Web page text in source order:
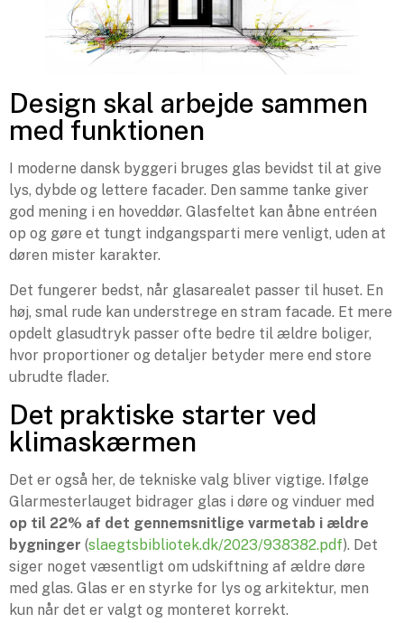
Design skal arbejde sammen
med funktionen
I moderne dansk byggeri bruges glas bevidst til at give
lys, dybde og lettere facader. Den samme tanke giver
god mening i en hoveddør. Glasfeltet kan åbne entréen
op og gøre et tungt indgangsparti mere venligt, uden at
døren mister karakter.
Det fungerer bedst, når glasarealet passer til huset. En
høj, smal rude kan understrege en stram facade. Et mere
opdelt glasudtryk passer ofte bedre til ældre boliger,
hvor proportioner og detaljer betyder mere end store
ubrudte flader.
Det praktiske starter ved
klimaskærmen
Det er også her, de tekniske valg bliver vigtige. Ifølge
Glarmesterlauget bidrager glas i døre og vinduer med
op til 22% af det gennemsnitlige varmetab i ældre
bygninger (slaegtsbibliotek.dk/2023/938382.pdf). Det
siger noget væsentligt om udskiftning af ældre døre
med glas. Glas er en styrke for lys og arkitektur, men
kun når det er valgt og monteret korrekt.